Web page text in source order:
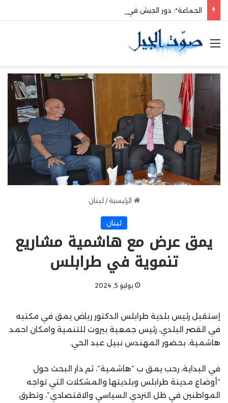
القائمة
الرئيسية / لبنان
لبنان
يمق عرض مع هاشمية مشاريع
تنموية في طرابلس
يوليو 5, 2024
إستقبل رئيس بلدية طرابلس الدكتور رياض يمق في مكتبه
في القصر البلدي، رئيس جمعية بيروت للتنمية وامكان احمد
هاشمية، بحضور المهندس نبيل عبد الحي.
في البداية، رحب يمق ب “هاشمية”، ثم دار البحث حول
“أوضاع مدينة طرابلس وبلديتها والمشكلات التي تواجه
المواطنين في ظل التردي السياسي والاقتصادي”، وتطرق